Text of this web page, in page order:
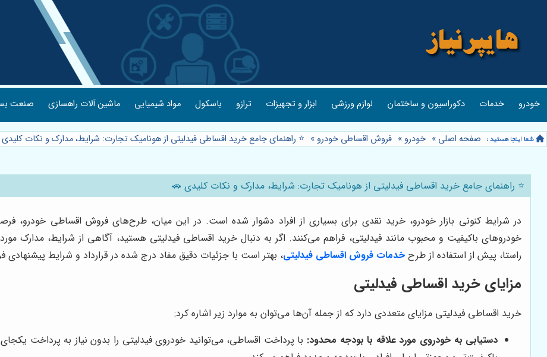
خودرو خدمات دکوراسیون و ساختمان لوازم ورزشی ابزار و تجهیزات ترازو باسکول مواد شیمیایی ماشین آلات راهسازی صنعت
صفحه اصلی » خودرو » فروش اقساطی خودرو » ⭐️ راهنمای جامع خرید اقساطی فیدلیتی از هونامیک تجارت: شرایط، مدارک و نکات
⭐️ راهنمای جامع خرید اقساطی فیدلیتی از هونامیک تجارت: شرایط، مدارک و نکات کلیدی 🚗
در شرایط کنونی بازار خودرو، خرید نقدی برای بسیاری از افراد دشوار شده است. در این میان، طرح‌های فروش اقساطی خودرو،
خودروهای باکیفیت و محبوب مانند فیدلیتی، فراهم می‌کنند. اگر به دنبال خرید اقساطی فیدلیتی هستید، آگاهی از شرایط، مدارک
راستا، پیش از استفاده از طرح‌ خدمات فروش اقساطی فیدلیتی، بهتر است با جزئیات دقیق مفاد درج شده در قرارداد و شرایط پیشنهادی
مزایای خرید اقساطی فیدلیتی
خرید اقساطی فیدلیتی مزایای متعددی دارد که از جمله آن‌ها می‌توان به موارد زیر اشاره کرد:
دستیابی به خودروی مورد علاقه با بودجه محدود: با پرداخت اقساطی، می‌توانید خودروی فیدلیتی را بدون نیاز به پرداخت